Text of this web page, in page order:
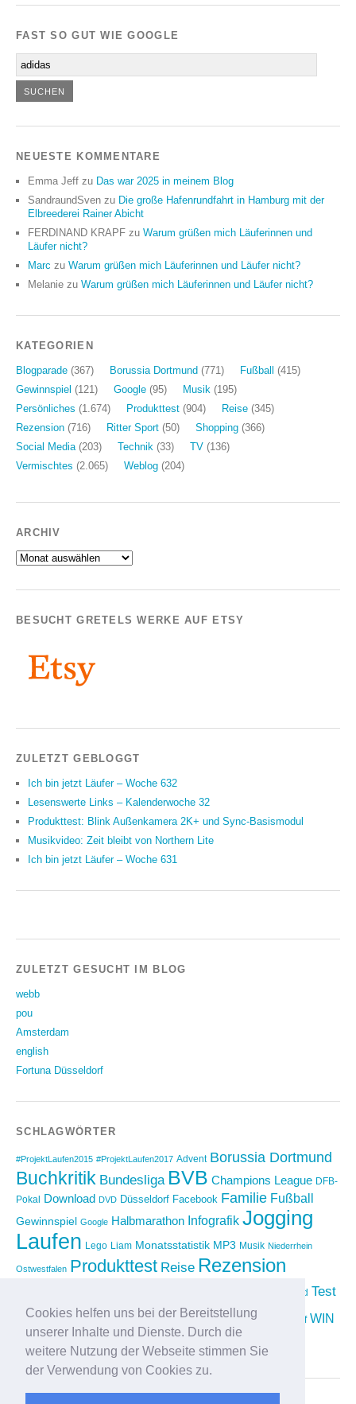
Cookies helfen uns bei der Bereitstellung
unserer Inhalte und Dienste. Durch die
weitere Nutzung der Webseite stimmen Sie
der Verwendung von Cookies zu.
FAST SO GUT WIE GOOGLE
NEUESTE KOMMENTARE
Emma Jeff zu Das war 2025 in meinem Blog
SandraundSven zu Die große Hafenrundfahrt in Hamburg mit der
Elbreederei Rainer Abicht
FERDINAND KRAPF zu Warum grüßen mich Läuferinnen und
Läufer nicht?
Marc zu Warum grüßen mich Läuferinnen und Läufer nicht?
Melanie zu Warum grüßen mich Läuferinnen und Läufer nicht?
KATEGORIEN
Blogparade (367) Borussia Dortmund (771) Fußball
(415)
Gewinnspiel (121) Google (95) Musik (195)
Persönliches (1.674) Produkttest (904) Reise (345)
Rezension (716) Ritter Sport (50) Shopping (366)
Social Media (203) Technik (33) TV (136)
Vermischtes (2.065) Weblog (204)
ARCHIV
Archiv
BESUCHT GRETELS WERKE AUF ETSY
ZULETZT GEBLOGGT
Ich bin jetzt Läufer – Woche 632
Lesenswerte Links – Kalenderwoche 32
Produkttest: Blink Außenkamera 2K+ und Sync-Basismodul
Musikvideo: Zeit bleibt von Northern Lite
Ich bin jetzt Läufer – Woche 631
ZULETZT GESUCHT IM BLOG
webb
pou
Amsterdam
english
Fortuna Düsseldorf
SCHLAGWÖRTER
#ProjektLaufen2015 #ProjektLaufen2017 Advent Borussia Dortmund
Buchkritik Bundesliga BVB Champions League DFB-
Pokal Download DVD Düsseldorf Facebook Familie Fußball
Gewinnspiel Google Halbmarathon Infografik Jogging
Laufen Lego Liam Monatsstatistik MP3 Musik Niederrhein
Ostwestfalen Produkttest Reise Rezension
sponsored Test
Twitter Urlaub Video vimeo Weihnachten Wettkampf WIN
Compilation
YouTube